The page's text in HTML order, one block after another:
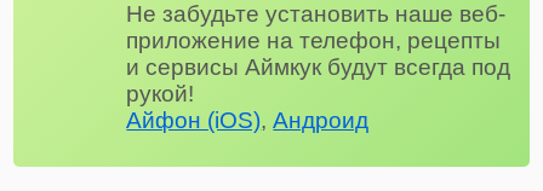
Не забудьте установить наше веб-
приложение на телефон, рецепты
и сервисы Аймкук будут всегда под
рукой!
Айфон (iOS),Андроид